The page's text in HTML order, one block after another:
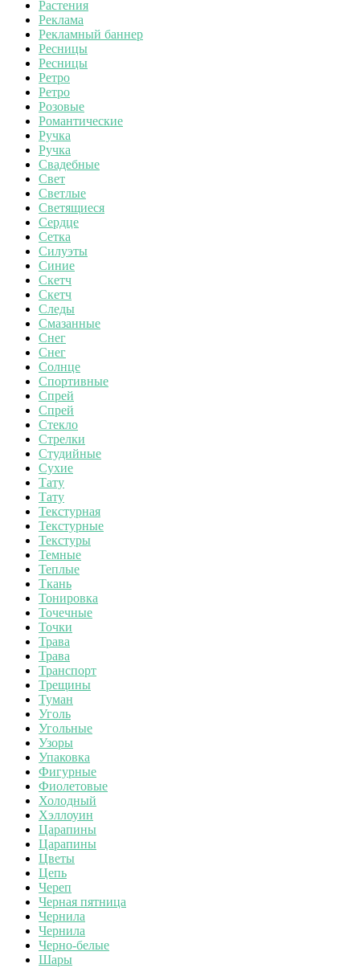
Растения
Реклама
Рекламный баннер
Ресницы
Ресницы
Ретро
Ретро
Розовые
Романтические
Ручка
Ручка
Свадебные
Свет
Светлые
Светящиеся
Сердце
Сетка
Силуэты
Синие
Скетч
Скетч
Следы
Смазанные
Снег
Снег
Солнце
Спортивные
Спрей
Спрей
Стекло
Стрелки
Студийные
Сухие
Тату
Тату
Текстурная
Текстурные
Текстуры
Темные
Теплые
Ткань
Тонировка
Точечные
Точки
Трава
Трава
Транспорт
Трещины
Туман
Уголь
Угольные
Узоры
Упаковка
Фигурные
Фиолетовые
Холодный
Хэллоуин
Царапины
Царапины
Цветы
Цепь
Череп
Черная пятница
Чернила
Чернила
Черно-белые
Шары